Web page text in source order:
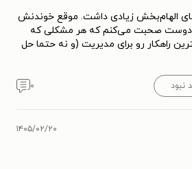
الهام‌بخش زیادی داشت. موقع خوندنش
دوست صحبت می‌کنم که هر مشکلی که
راهکار رو برای مدیریت (و نه حتما حل
نبود ۰
۱۴۰۵/۰۲/۲۰